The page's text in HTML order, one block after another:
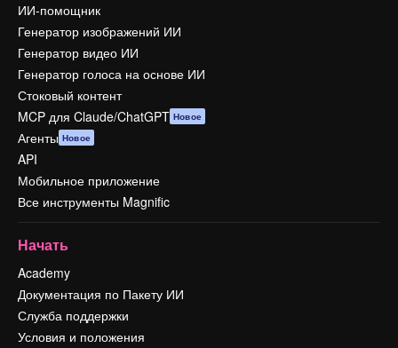
ИИ-помощник
Генератор изображений ИИ
Генератор видео ИИ
Генератор голоса на основе ИИ
Стоковый контент
MCP для Claude/ChatGPT Новое
Агенты Новое
API
Мобильное приложение
Все инструменты Magnific
Начать
Academy
Документация по Пакету ИИ
Служба поддержки
Условия и положения